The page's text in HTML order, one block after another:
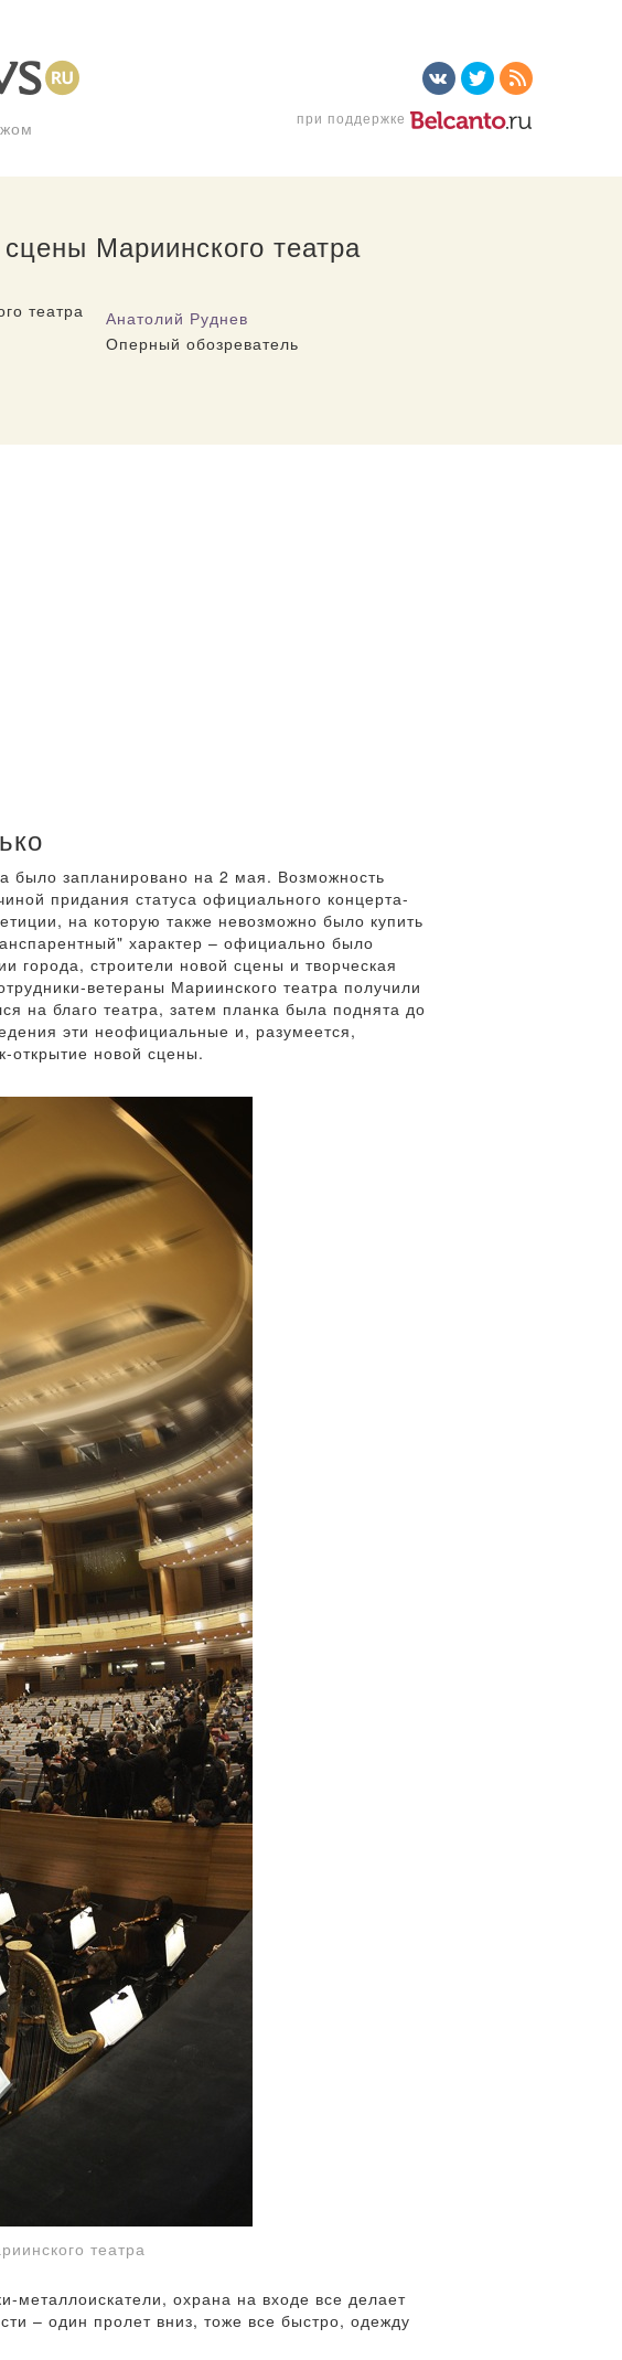
при поддержке
Мариинского театра
Анатолий Руднев
Оперный обозреватель
было запланировано на 2 мая. Возможность
придания статуса официального концерта-
на которую также невозможно было купить
характер – официально было
города, строители новой сцены и творческая
ветераны Мариинского театра получили
на благо театра, затем планка была поднята до
эти неофициальные и, разумеется,
открытие новой сцены.
театра
металлоискатели, охрана на входе все делает
– один пролет вниз, тоже все быстро, одежду